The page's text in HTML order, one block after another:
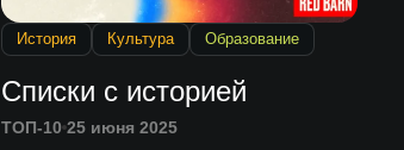
История Культура Образование
Списки с историей
ТОП-10 25 июня 2025